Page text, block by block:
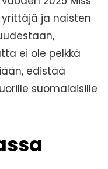
ja naisten
ei ole pelkkä
edistää
suomalaisille